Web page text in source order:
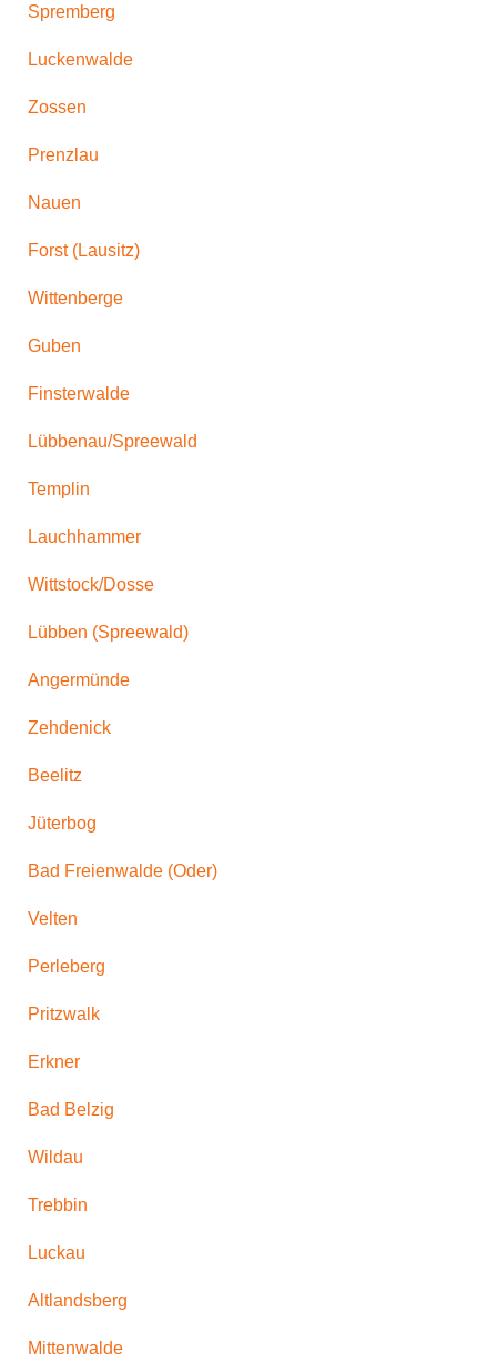
Spremberg
Luckenwalde
Zossen
Prenzlau
Nauen
Forst (Lausitz)
Wittenberge
Guben
Finsterwalde
Lübbenau/Spreewald
Templin
Lauchhammer
Wittstock/Dosse
Lübben (Spreewald)
Angermünde
Zehdenick
Beelitz
Jüterbog
Bad Freienwalde (Oder)
Velten
Perleberg
Pritzwalk
Erkner
Bad Belzig
Wildau
Trebbin
Luckau
Altlandsberg
Mittenwalde